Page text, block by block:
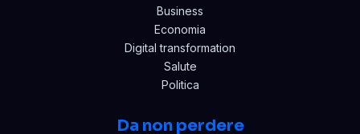
Business
Economia
Digital transformation
Salute
Politica
Da non perdere